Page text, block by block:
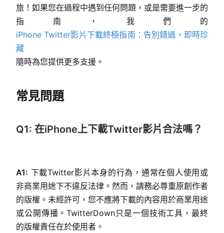
旅！如果您在過程中遇到任何問題，或是需要進一步的
指南，我們的
iPhone Twitter影片下載終極指南：告別錯過，即時珍
藏
隨時為您提供更多支援。
常見問題
Q1: 在iPhone上下載Twitter影片合法嗎？
A1: 下載Twitter影片本身的行為，通常在個人使用或
非商業用途下不違反法律。然而，請務必尊重原創作者
的版權。未經許可，您不應將下載的內容用於商業用途
或公開傳播。TwitterDown只是一個技術工具，最終
的版權責任在於使用者。